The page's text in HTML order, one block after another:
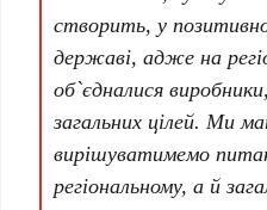
створить, у
державі, адже на
об`єдналися
загальних цілей. Ми
вирішуватимемо
регіональному, а й